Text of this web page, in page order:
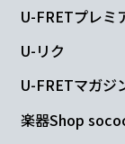
U-FRETプレミ
U-リク
U-FRETマガジ
楽器Shop